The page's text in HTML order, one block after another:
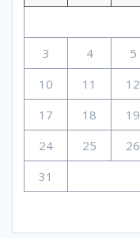
3
4 5
10
11 12
17
18 19
24
25 26
31